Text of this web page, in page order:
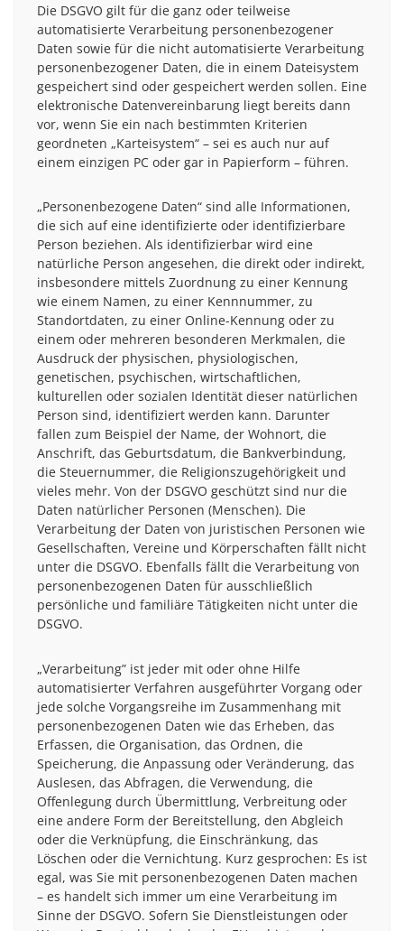
Die DSGVO gilt für die ganz oder teilweise
automatisierte Verarbeitung personenbezogener
Daten sowie für die nicht automatisierte Verarbeitung
personenbezogener Daten, die in einem Dateisystem
gespeichert sind oder gespeichert werden sollen. Eine
elektronische Datenvereinbarung liegt bereits dann
vor, wenn Sie ein nach bestimmten Kriterien
geordneten „Karteisystem“ – sei es auch nur auf
einem einzigen PC oder gar in Papierform – führen.
„Personenbezogene Daten“ sind alle Informationen,
die sich auf eine identifizierte oder identifizierbare
Person beziehen. Als identifizierbar wird eine
natürliche Person angesehen, die direkt oder indirekt,
insbesondere mittels Zuordnung zu einer Kennung
wie einem Namen, zu einer Kennnummer, zu
Standortdaten, zu einer Online-Kennung oder zu
einem oder mehreren besonderen Merkmalen, die
Ausdruck der physischen, physiologischen,
genetischen, psychischen, wirtschaftlichen,
kulturellen oder sozialen Identität dieser natürlichen
Person sind, identifiziert werden kann. Darunter
fallen zum Beispiel der Name, der Wohnort, die
Anschrift, das Geburtsdatum, die Bankverbindung,
die Steuernummer, die Religionszugehörigkeit und
vieles mehr. Von der DSGVO geschützt sind nur die
Daten natürlicher Personen (Menschen). Die
Verarbeitung der Daten von juristischen Personen wie
Gesellschaften, Vereine und Körperschaften fällt nicht
unter die DSGVO. Ebenfalls fällt die Verarbeitung von
personenbezogenen Daten für ausschließlich
persönliche und familiäre Tätigkeiten nicht unter die
DSGVO.
„Verarbeitung” ist jeder mit oder ohne Hilfe
automatisierter Verfahren ausgeführter Vorgang oder
jede solche Vorgangsreihe im Zusammenhang mit
personenbezogenen Daten wie das Erheben, das
Erfassen, die Organisation, das Ordnen, die
Speicherung, die Anpassung oder Veränderung, das
Auslesen, das Abfragen, die Verwendung, die
Offenlegung durch Übermittlung, Verbreitung oder
eine andere Form der Bereitstellung, den Abgleich
oder die Verknüpfung, die Einschränkung, das
Löschen oder die Vernichtung. Kurz gesprochen: Es ist
egal, was Sie mit personenbezogenen Daten machen
– es handelt sich immer um eine Verarbeitung im
Sinne der DSGVO. Sofern Sie Dienstleistungen oder